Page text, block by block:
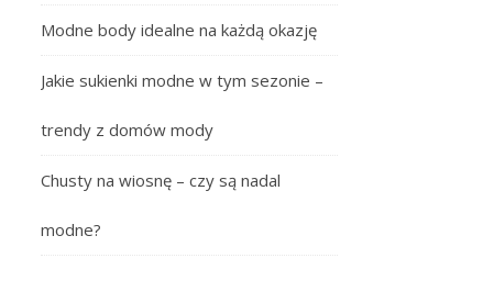
Modne body idealne na każdą okazję
Jakie sukienki modne w tym sezonie –
trendy z domów mody
Chusty na wiosnę – czy są nadal
modne?